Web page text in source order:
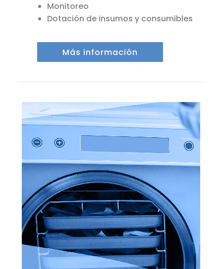
Monitoreo
Dotación de insumos y consumibles
Más información